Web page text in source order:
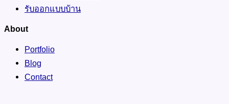
รับออกแบบบ้าน
About
Portfolio
Blog
Contact